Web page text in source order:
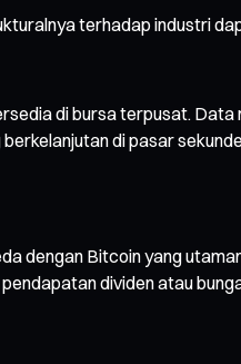
terhadap industri
di bursa terpusat.
di pasar
dengan Bitcoin yang
dividen atau